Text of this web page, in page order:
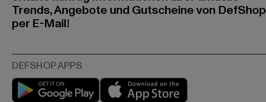
Trends, Angebote und Gutscheine von DefShop
per E-Mail!
Play market